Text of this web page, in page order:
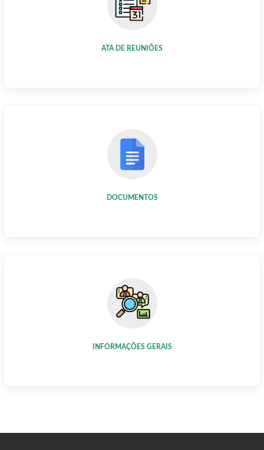
ATA DE REUNIÕES
DOCUMENTOS
INFORMAÇÕES GERAIS